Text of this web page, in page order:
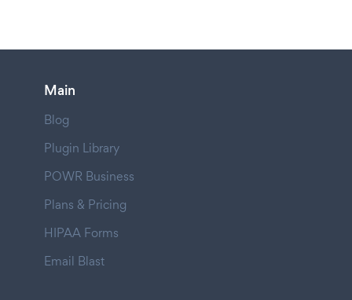
Main
Blog
Plugin Library
POWR Business
Plans & Pricing
HIPAA Forms
Email Blast